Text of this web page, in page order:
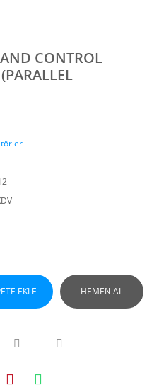
CONTROL
EKLE HEMEN AL